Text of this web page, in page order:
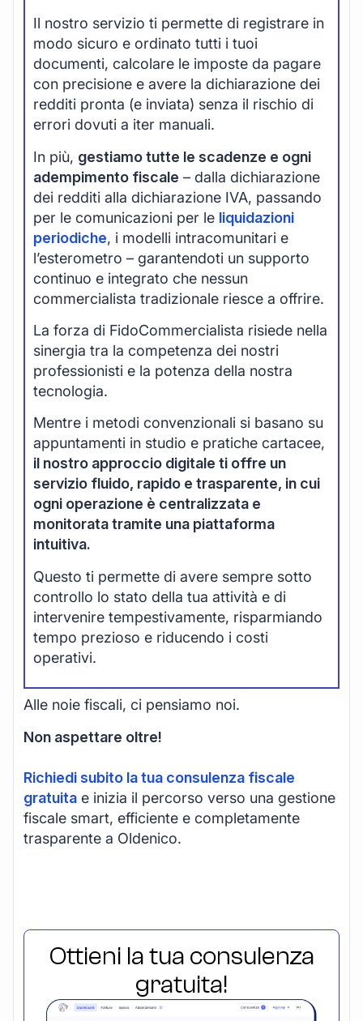
Il nostro servizio ti permette di registrare in
modo sicuro e ordinato tutti i tuoi
documenti, calcolare le imposte da pagare
con precisione e avere la dichiarazione dei
redditi pronta (e inviata) senza il rischio di
errori dovuti a iter manuali.
In più, gestiamo tutte le scadenze e ogni
adempimento fiscale – dalla dichiarazione
dei redditi alla dichiarazione IVA, passando
per le comunicazioni per le liquidazioni
periodiche, i modelli intracomunitari e
l’esterometro – garantendoti un supporto
continuo e integrato che nessun
commercialista tradizionale riesce a offrire.
La forza di FidoCommercialista risiede nella
sinergia tra la competenza dei nostri
professionisti e la potenza della nostra
tecnologia.
Mentre i metodi convenzionali si basano su
appuntamenti in studio e pratiche cartacee,
il nostro approccio digitale ti offre un
servizio fluido, rapido e trasparente, in cui
ogni operazione è centralizzata e
monitorata tramite una piattaforma
intuitiva.
Questo ti permette di avere sempre sotto
controllo lo stato della tua attività e di
intervenire tempestivamente, risparmiando
tempo prezioso e riducendo i costi
operativi.
Alle noie fiscali, ci pensiamo noi.
Non aspettare oltre!
Richiedi subito la tua consulenza fiscale
gratuita e inizia il percorso verso una gestione
fiscale smart, efficiente e completamente
trasparente a Oldenico.
Ottieni la tua consulenza
gratuita!